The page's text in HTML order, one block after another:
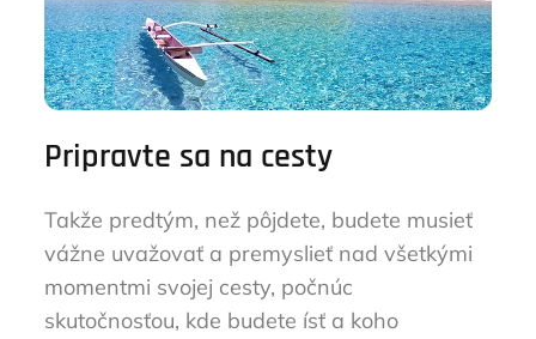
Pripravte sa na cesty
Takže predtým, než pôjdete, budete musieť
vážne uvažovať a premyslieť nad všetkými
momentmi svojej cesty, počnúc
skutočnosťou, kde budete ísť a koho